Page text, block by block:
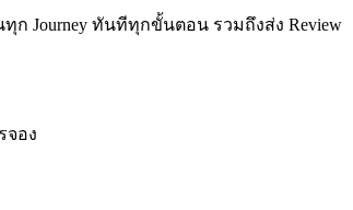
ก Journey ทันทีทุกขั้นตอน รวมถึงส่ง Review
จอง